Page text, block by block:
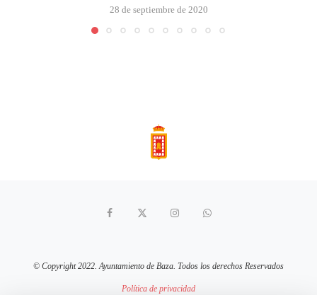
28 de septiembre de 2020
© Copyright 2022. Ayuntamiento de Baza. Todos los derechos Reservados
Política de privacidad